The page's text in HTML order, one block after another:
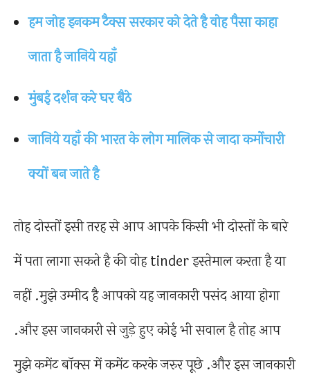
हम जोह इनकम टैक्स सरकार को देते है वोह पैसा काहा
जाता है जानिये यहाँ
मुंबई दर्शन करे घर बैठे
जानिये यहाँ की भारत के लोग मालिक से जादा कर्मोचारी
क्यों बन जाते है
तोह दोस्तों इसी तरह से आप आपके किसी भी दोस्तों के बारे
में पता लागा सकते है की वोह tinder इस्तेमाल करता है या
नहीं .मुझे उम्मीद है आपको यह जानकारी पसंद आया होगा
.और इस जानकारी से जुड़े हुए कोई भी सवाल है तोह आप
मुझे कमेंट बॉक्स में कमेंट करके जरुर पूछे .और इस जानकारी